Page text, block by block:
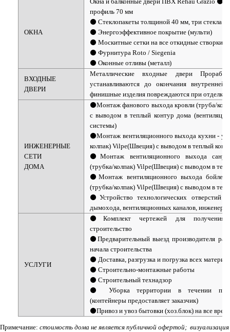
ОКНА
профиль 70 мм
⚫ Стеклопакеты толщиной 40 мм, три стекла
⚫ Энергоэффективное покрытие (мульти)
⚫ Москитные сетки на все откидные створки
⚫ Фурнитура Roto / Siegenia
⚫ Оконные отливы (металл)
ВХОДНЫЕ
ДВЕРИ
Металлические входные двери Прораб
устанавливаются до окончания внутренней
финишные изделия повреждаются при отделке
ИНЖЕНЕРНЫЕ
СЕТИ
ДОМА
⚫Монтаж фанового выхода кровли (труба/
с выводом в теплый контур дома (вентиляция
системы)
⚫Монтаж вентиляционного выхода кухни -
колпак) Vilpe(Швеция) с выводом в теплый
⚫Монтаж вентиляционного выхода
(трубка/колпак) Vilpe(Швеция) с выводом в
⚫Монтаж вентиляционного выхода
(трубка/колпак) Vilpe(Швеция) с выводом в
⚫Устройство технологических
дымохода, вентиляционных каналов,
УСЛУГИ
⚫Комплект чертежей для получения
строительство
⚫Предварительный выезд производителя
начала строительства
⚫ Доставка, разгрузка и погрузка всех
⚫ Строительно-монтажные работы
⚫ Строительный технадзор
⚫ Уборка территории в течении
(контейнеры предоставляет заказчик)
⚫Привоз и увоз бытовки (хоз.блок) на все
Примечание: стоимость дома не является публичной офертой; визуализация